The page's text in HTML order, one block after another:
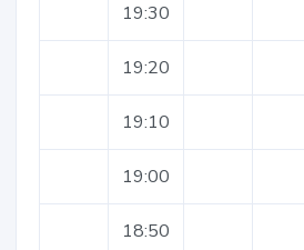
19:30
19:20
19:10
19:00
18:50